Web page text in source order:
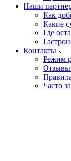
Наши
Как
Какие
Где
Контакты
Режим
Отзывы
Часто